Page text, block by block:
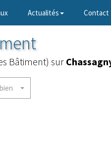
Actualités Contact
Bâtiment) sur